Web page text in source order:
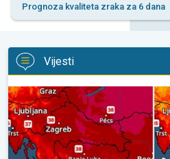
Prognoza kvaliteta zraka za 6 dana
Vijesti
Bliži se osvježenje s pljuskovima.